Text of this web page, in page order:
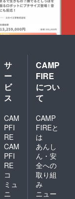
サ
ー
ビ
ス
CAM
PFI
RE
CAM
PFI
RE
コ
ミュ
ニ
CAMP
FIRE
につい
て
CAMP
FIREと
は
あんし
ん・安
全への
取り組
み
ニュー